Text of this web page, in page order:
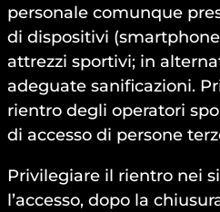
personale comunque
di dispositivi
attrezzi sportivi; in
adeguate sanificazioni.
rientro degli operatori
di accesso di persone
Privilegiare il rientro nei
l’accesso, dopo la